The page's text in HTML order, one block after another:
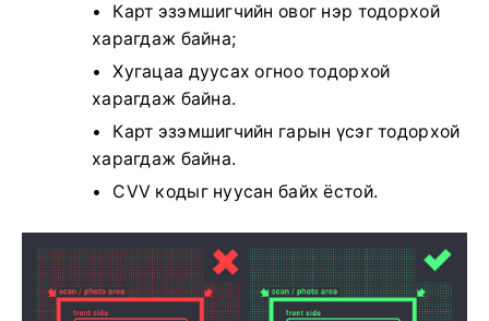
Карт эзэмшигчийн овог нэр тодорхой
харагдаж байна;
Хугацаа дуусах огноо тодорхой
харагдаж байна.
Карт эзэмшигчийн гарын үсэг тодорхой
харагдаж байна.
CVV кодыг нуусан байх ёстой.